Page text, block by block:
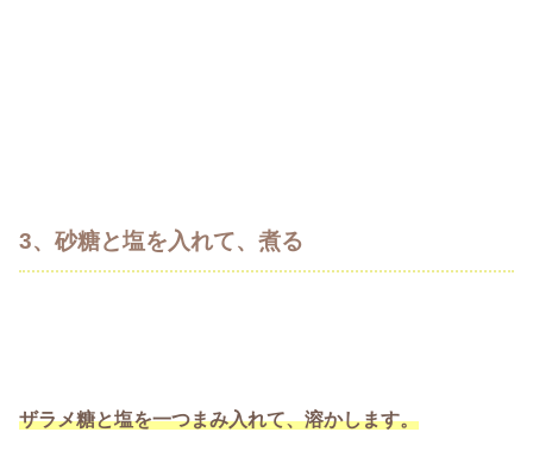
3、砂糖と塩を入れて、煮る
ザラメ糖と塩を一つまみ入れて、溶かします。